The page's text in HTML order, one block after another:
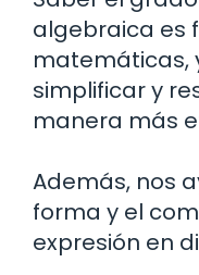
algebraica es
matemáticas,
simplificar y
manera más
Además, nos
forma y el
expresión en